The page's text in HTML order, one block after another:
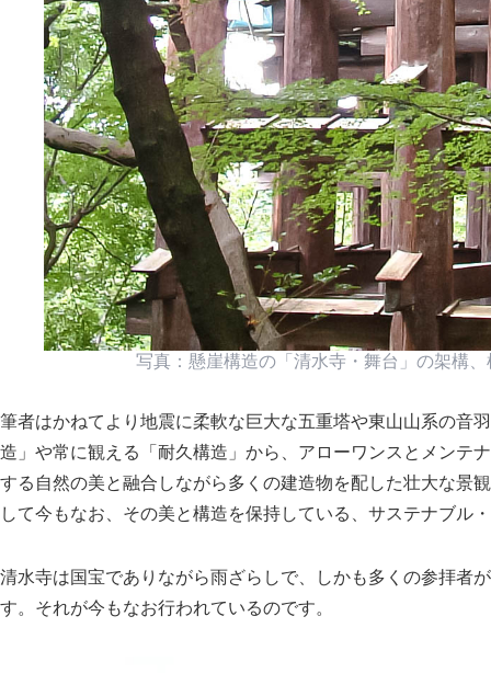
写真：懸崖構造の 清水寺・舞台 の架構、
筆者はかねてより地震に柔軟な巨大な五重塔や東山山系の音
造
や常に観える 耐久構造
から、アローワンスとメンテ
する自然の美と融合しながら多くの建造物を配した壮大な景
して今もなお、その美と構造を保持している、サステナブル
清水寺は国宝でありながら雨ざらしで、しかも多くの参拝者
す。それが今もなお行われているのです。